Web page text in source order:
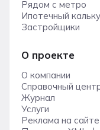
Рядом с метро
Ипотечный
Застройщики
О проекте
О компании
Справочный
Журнал
Услуги
Реклама на сайте